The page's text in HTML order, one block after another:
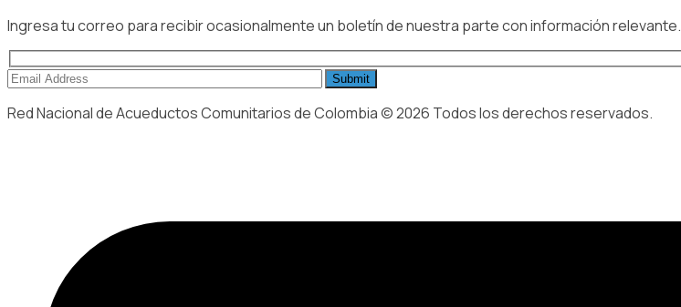
Ingresa tu correo para recibir ocasionalmente un boletín de nuestra parte con información relevante.
Red Nacional de Acueductos Comunitarios de Colombia © 2026 Todos los derechos reservados.